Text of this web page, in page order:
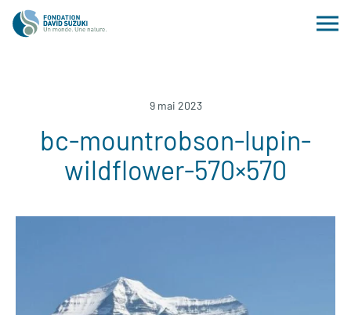
9 mai 2023
bc-mountrobson-lupin-
wildflower-570×570